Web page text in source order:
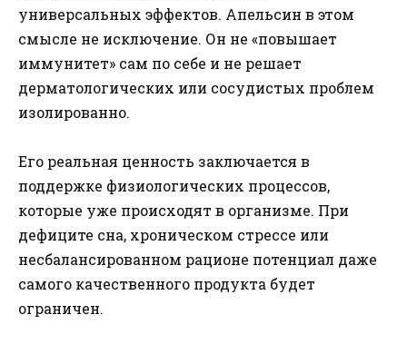
универсальных эффектов. Апельсин в этом
смысле не исключение. Он не «повышает
иммунитет» сам по себе и не решает
дерматологических или сосудистых проблем
изолированно.
Его реальная ценность заключается в
поддержке физиологических процессов,
которые уже происходят в организме. При
дефиците сна, хроническом стрессе или
несбалансированном рационе потенциал даже
самого качественного продукта будет
ограничен.